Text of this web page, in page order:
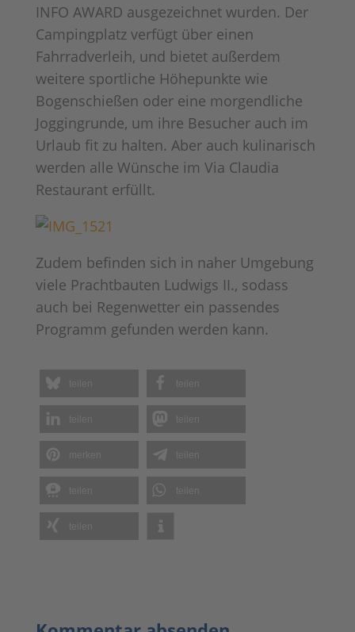
INFO AWARD ausgezeichnet wurden. Der
Campingplatz verfügt über einen
Fahrradverleih, und bietet außerdem
weitere sportliche Höhepunkte wie
Bogenschießen oder eine morgendliche
Joggingrunde, um ihre Besucher auch im
Urlaub fit zu halten. Aber auch kulinarisch
werden alle Wünsche im Via Claudia
Restaurant erfüllt.
Zudem befinden sich in naher Umgebung
viele Prachtbauten Ludwigs II., sodass
auch bei Regenwetter ein passendes
Programm gefunden werden kann.
teilen teilen
teilen teilen
teilen
teilen teilen
teilen